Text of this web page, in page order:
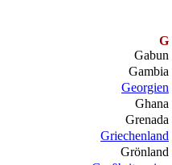
G
Gabun
Gambia
Georgien
Ghana
Grenada
Griechenland
Grönland